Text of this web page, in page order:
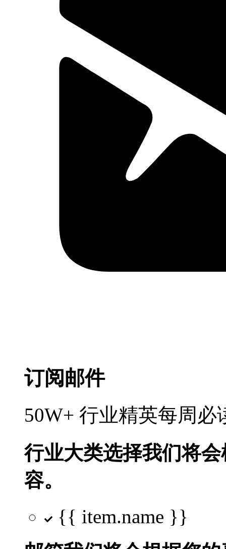
订阅邮件
50W+ 行业精英每周
行业大类选择我们将
容。
{{ item.name }}